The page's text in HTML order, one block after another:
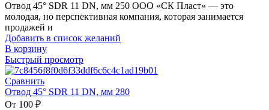
Отвод 45° SDR 11 DN, мм 250 ООО «СК Пласт» — это
молодая, но перспективная компания, которая занимается
продажей и
Добавить в список желаний
В корзину
Быстрый просмотр
Сравнить
Отвод 45° SDR 11 DN, мм 280
От 100 ₽